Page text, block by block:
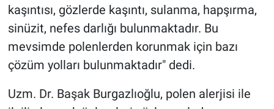
kaşıntısı, gözlerde kaşıntı, sulanma, hapşırma,
sinüzit, nefes darlığı bulunmaktadır. Bu
mevsimde polenlerden korunmak için bazı
çözüm yolları bulunmaktadır" dedi.
Uzm. Dr. Başak Burgazlıoğlu, polen alerjisi ile